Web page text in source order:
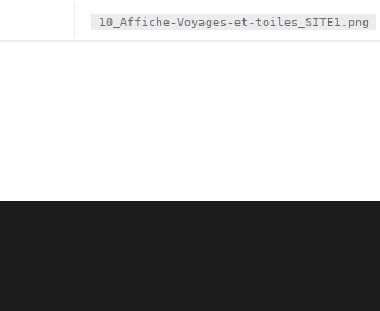
10_Affiche-Voyages-et-toiles_SITE1.png